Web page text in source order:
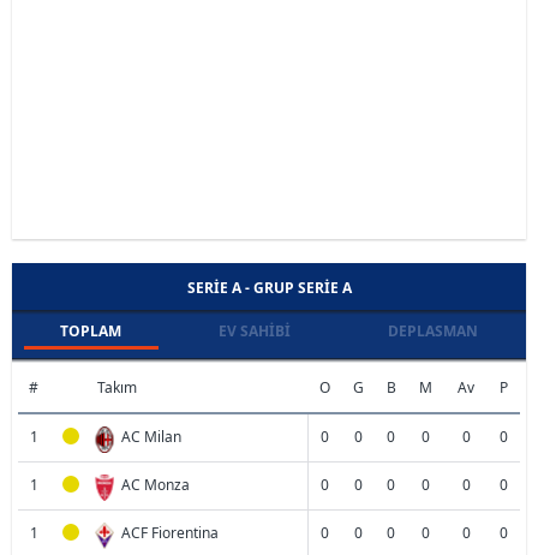
SERIE A - GRUP SERIE A
TOPLAM EV SAHIBI DEPLASMAN
# Takım O G B M Av P
1 AC Milan 0 0 0 0 0 0
1 AC Monza 0 0 0 0 0 0
1 ACF Fiorentina 0 0 0 0 0 0